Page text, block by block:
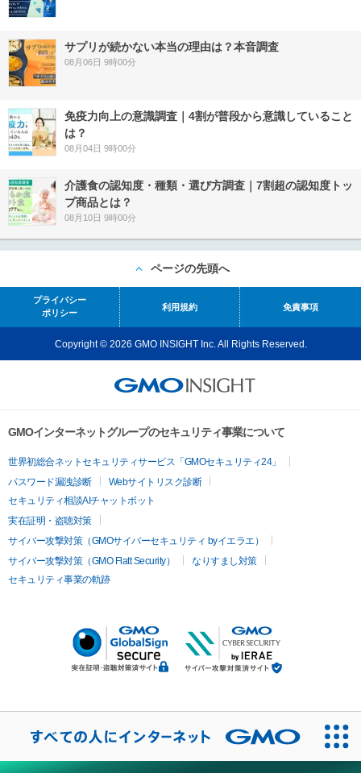
サプリが続かない本当の理由は？本音調査
08月06日 9時00分
免疫力向上の意識調査｜4割が普段から意識していること
は？
08月04日 9時00分
介護食の認知度・種類・選び方調査｜7割超の認知度トッ
プ商品とは？
08月10日 9時00分
ページの先頭へ
プライバシー
ポリシー
利用規約 免責事項
Copyright © 2026 GMO INSIGHT Inc. All Rights Reserved.
GMOインターネットグループのセキュリティ事業について
世界初総合ネットセキュリティサービス「GMOセキュリティ24」
パスワード漏洩診断
Webサイトリスク診断
セキュリティ相談AIチャットボット
実在証明・盗聴対策
サイバー攻撃対策（GMOサイバーセキュリティ byイエラエ）
サイバー攻撃対策（GMO Flatt Security）
なりすまし対策
セキュリティ事業の軌跡